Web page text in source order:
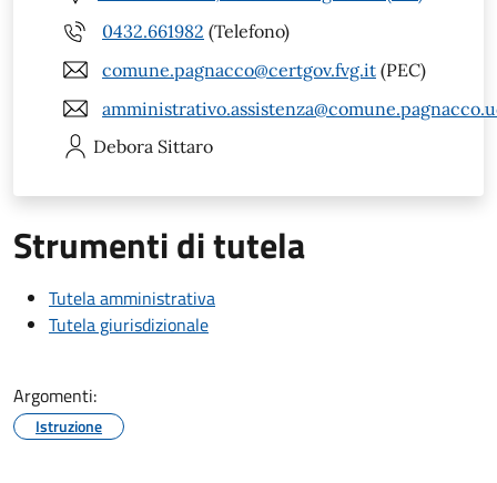
0432.661982 (Telefono)
comune.pagnacco@certgov.fvg.it (PEC)
Debora Sittaro
Strumenti di tutela
Tutela amministrativa
Tutela giurisdizionale
Argomenti:
Istruzione